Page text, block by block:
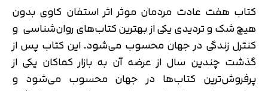
کتاب هفت عادت مردمان موثر اثر استفان کاوی بدون
هیچ شک و تردیدی یکی از بهترین کتاب‌های روان‌شناسی و
کنترل زندگی در جهان محسوب می‌شود. این کتاب پس از
گذشت چندین سال از عرضه آن به بازار کماکان یکی از
پرفروش‌ترین کتاب‌ها در جهان محسوب می‌شود و